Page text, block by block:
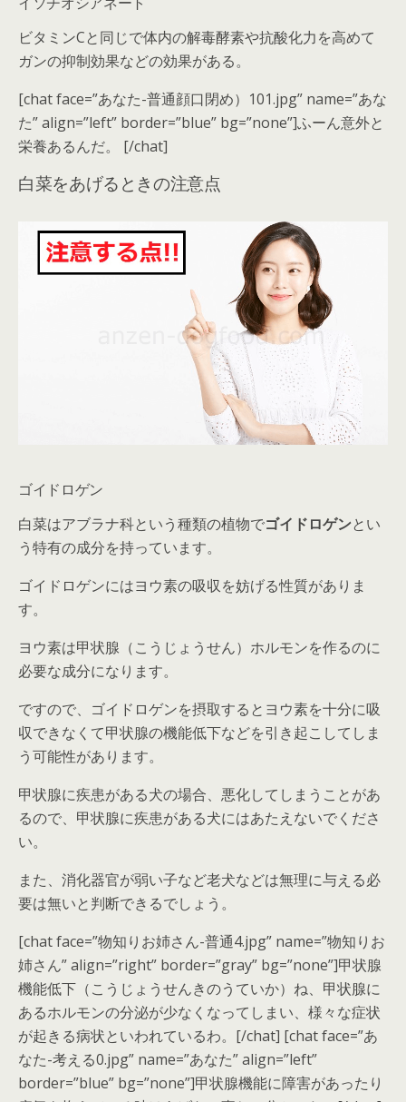
ビタミンCと同じで体内の解毒酵素や抗酸化力を高めて
ガンの抑制効果などの効果がある。
[chat face=”あなた-普通顔口閉め）101.jpg” name=”あな
た” align=”left” border=”blue” bg=”none”]ふーん意外と
栄養あるんだ。 [/chat]
白菜をあげるときの注意点
ゴイドロゲン
白菜はアブラナ科という種類の植物でゴイドロゲンとい
う特有の成分を持っています。
ゴイドロゲンにはヨウ素の吸収を妨げる性質がありま
す。
ヨウ素は甲状腺（こうじょうせん）ホルモンを作るのに
必要な成分になります。
ですので、ゴイドロゲンを摂取するとヨウ素を十分に吸
収できなくて甲状腺の機能低下などを引き起こしてしま
う可能性があります。
甲状腺に疾患がある犬の場合、悪化してしまうことがあ
るので、 甲状腺に疾患がある犬にはあたえないでくださ
い。
また、消化器官が弱い子など老犬などは無理に与える必
要は無いと判断できるでしょう。
[chat face=”物知りお姉さん-普通4.jpg” name=”物知りお
姉さん” align=”right” border=”gray” bg=”none”]甲状腺
機能低下（こうじょうせんきのうていか）ね、甲状腺に
あるホルモンの分泌が少なくなってしまい、様々な症状
が起きる病状といわれているわ。[/chat] [chat face=”あ
なた-考える0.jpg” name=”あなた” align=”left”
border=”blue” bg=”none”]甲状腺機能に障害があったり